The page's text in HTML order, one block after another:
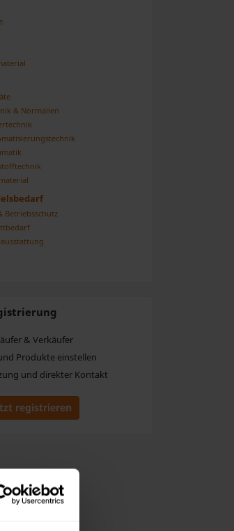
& Normalien
Betriebsschutz
& Verkäufer
Produkte einstellen
und direkter Kontakt
registrieren